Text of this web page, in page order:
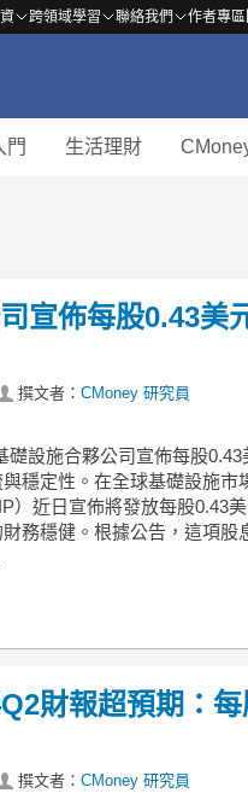
跨領域學習 聯絡我們 作者專區
門 生活理財
宣佈每股0.43美
撰文者： CMoney 研究員
礎設施合夥公司宣佈每股
穩定性。在全球基礎設施市
）近日宣佈將發放每股0.43
務穩健。根據公告，這項股
財報超預期：
撰文者： CMoney 研究員